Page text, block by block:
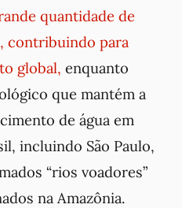
quantidade de
contribuindo para
global, enquanto
que mantém a
de água em
incluindo São Paulo,
“rios voadores”
na Amazônia.